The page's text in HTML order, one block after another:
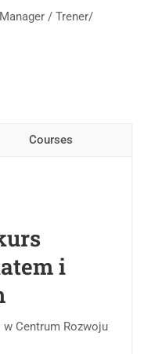
Manager / Trener/
Courses
i
w Centrum Rozwoju